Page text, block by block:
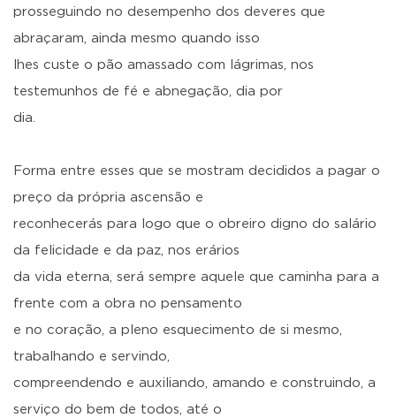
prosseguindo no desempenho dos deveres que
abraçaram, ainda mesmo quando isso
lhes custe o pão amassado com lágrimas, nos
testemunhos de fé e abnegação, dia por
dia.
Forma entre esses que se mostram decididos a pagar o
preço da própria ascensão e
reconhecerás para logo que o obreiro digno do salário
da felicidade e da paz, nos erários
da vida eterna, será sempre aquele que caminha para a
frente com a obra no pensamento
e no coração, a pleno esquecimento de si mesmo,
trabalhando e servindo,
compreendendo e auxiliando, amando e construindo, a
serviço do bem de todos, até o